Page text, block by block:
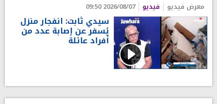
معرض فيديو فيديو 2026/08/07 09:50
سيدي ثابت: انفجار منزل
يُسفر عن إصابة عدد من
أفراد عائلة